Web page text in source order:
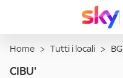
Home > Tutti i locali > BG
CIBU'